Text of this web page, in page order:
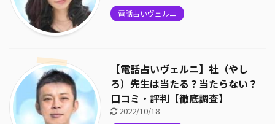
電話占いヴェルニ
【電話占いヴェルニ】社（やし
ろ）先生は当たる？当たらない？
口コミ・評判【徹底調査】
2022/10/18